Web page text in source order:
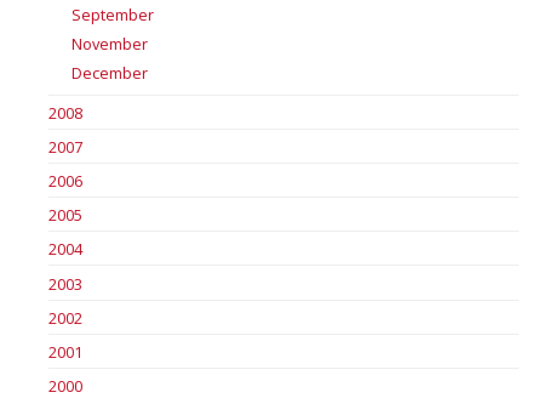
September
November
December
2008
2007
2006
2005
2004
2003
2002
2001
2000